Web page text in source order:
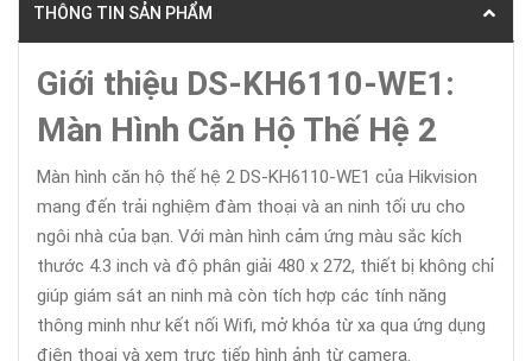
THÔNG TIN SẢN PHẨM
Giới thiệu DS-KH6110-WE1:
Màn Hình Căn Hộ Thế Hệ 2
Màn hình căn hộ thế hệ 2 DS-KH6110-WE1 của Hikvision
mang đến trải nghiệm đàm thoại và an ninh tối ưu cho
ngôi nhà của bạn. Với màn hình cảm ứng màu sắc kích
thước 4.3 inch và độ phân giải 480 x 272, thiết bị không chỉ
giúp giám sát an ninh mà còn tích hợp các tính năng
thông minh như kết nối Wifi, mở khóa từ xa qua ứng dụng
điện thoại và xem trực tiếp hình ảnh từ camera.